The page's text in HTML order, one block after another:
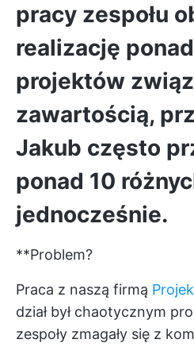
pracy zespołu
realizację
projektów
zawartością,
Jakub często
ponad 10
jednocześnie.
**Problem?
Praca z naszą firmą
dział był chaotycznym
zespoły zmagały się z